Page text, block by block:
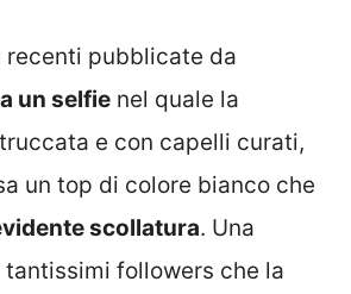
recenti pubblicate da
un selfie nel quale la
e con capelli curati,
un top di colore bianco che
scollatura. Una
tantissimi followers che la